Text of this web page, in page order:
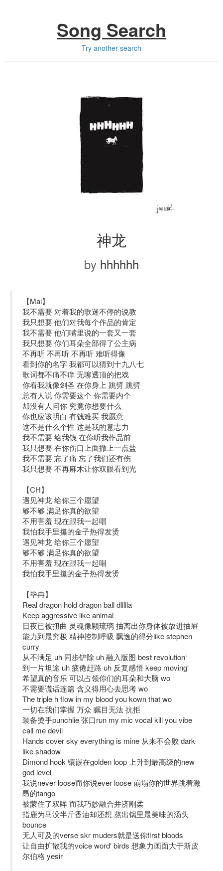
Song Search
Try another search
神龙
by hhhhhh
【Mai】
我不需要 对着我的歌迷不停的说教
我只想要 他们对我每个作品的肯定
我不需要 他们嘴里说的一套又一套
我只想要 你们耳朵全部得了公主病
不再听 不再听 不再听 难听得像
看到你的名字 我都可以猜到十九八七
歌词都不痛不痒 无聊透顶的把戏
你看我就像剑圣 在你身上 跳劈 跳劈
总有人说 你需要这个 你需要内个
却没有人问你 究竟你想要什么
你也应该明白 有钱难买 我愿意
这不是什么个性 这是我的意志力
我不需要 给我钱 在你听我作品前
我只想要 在你伤口上面撒上一点盐
我不需要 忘了痛 忘了我们还有伤
我只想要 不再麻木让你双眼看到光
【CH】
遇见神龙 给你三个愿望
够不够 满足你真的欲望
不用害羞 现在跟我一起唱
我怕我手里攥的金子热得发烫
遇见神龙 给你三个愿望
够不够 满足你真的欲望
不用害羞 现在跟我一起唱
我怕我手里攥的金子热得发烫
【毕冉】
Real dragon hold dragon ball dllllla
Keep aggressive like animal
日夜已被扭曲 灵魂像颗琉璃 抽离出你身体被放进抽屉
能力到最究极 精神控制呼吸 飘逸的得分like stephen
curry
从不满足 uh 同步铲除 uh 融入版图 best revolution‘
到一片坦途 uh 疲倦赶路 uh 反复感悟 keep moving‘
希望真的音乐 可以占领你们的耳朵和大脑 wo
不需要谎话连篇 含义得用心去思考 wo
The triple h flow in my blood you kown that wo
一切在我们掌握 万众 瞩目无法 抗拒
装备烫手punchlie 张口run my mic vocal kill you vibe
call me devil
Hands cover sky everything is mine 从来不会败 dark
like shadow
Dimond hook 镶嵌在golden loop 上升到最高级的new
god level
我说never loose而你说ever loose 崩塌你的世界跳着激
昂的tango
被蒙住了双眸 而我巧妙融合并济刚柔
指鹿为马没半斤香油却还想 熬出锅里最美味的汤头
bounce
无人可及的verse skr muders就是送你first bloods
让自由扩散我的voice word‘ birds 想象力画面大于斯皮
尔伯格 yesir